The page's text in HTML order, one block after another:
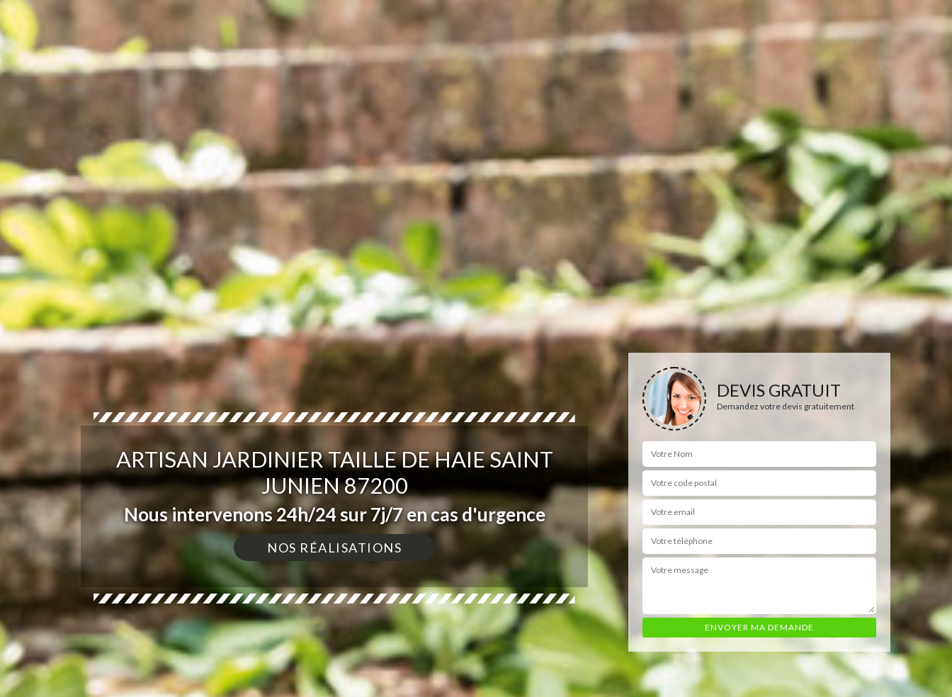
ARTISAN JARDINIER TAILLE DE HAIE SAINT
JUNIEN 87200
Nous intervenons 24h/24 sur 7j/7 en cas d'urgence
NOS RÉALISATIONS
DEVIS GRATUIT
Demandez votre devis gratuitement